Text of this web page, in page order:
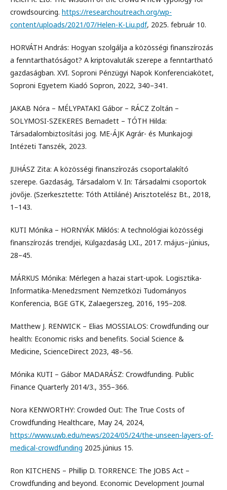
crowdsourcing. https://researchoutreach.org/wp-
content/uploads/2021/07/Helen-K-Liu.pdf, 2025. február 10.
HORVÁTH András: Hogyan szolgálja a közösségi finanszírozás
a fenntarthatóságot? A kriptovaluták szerepe a fenntartható
gazdaságban. XVI. Soproni Pénzügyi Napok Konferenciakötet,
Soproni Egyetem Kiadó Sopron, 2022, 340–341.
JAKAB Nóra – MÉLYPATAKI Gábor – RÁCZ Zoltán –
SOLYMOSI-SZEKERES Bernadett – TÓTH Hilda:
Társadalombiztosítási jog. ME-ÁJK Agrár- és Munkajogi
Intézeti Tanszék, 2023.
JUHÁSZ Zita: A közösségi finanszírozás csoportalakító
szerepe. Gazdaság, Társadalom V. In: Társadalmi csoportok
jövője. (Szerkesztette: Tóth Attiláné) Arisztotelész Bt., 2018,
1–143.
KUTI Mónika – HORNYÁK Miklós: A technológiai közösségi
finanszírozás trendjei, Külgazdaság LXI., 2017. május–június,
28–45.
MÁRKUS Mónika: Mérlegen a hazai start-upok. Logisztika-
Informatika-Menedzsment Nemzetközi Tudományos
Konferencia, BGE GTK, Zalaegerszeg, 2016, 195–208.
Matthew J. RENWICK – Elias MOSSIALOS: Crowdfunding our
health: Economic risks and benefits. Social Science &
Medicine, ScienceDirect 2023, 48–56.
Mónika KUTI – Gábor MADARÁSZ: Crowdfunding. Public
Finance Quarterly 2014/3., 355–366.
Nora KENWORTHY: Crowded Out: The True Costs of
Crowdfunding Healthcare, May 24, 2024,
https://www.uwb.edu/news/2024/05/24/the-unseen-layers-of-
medical-crowdfunding 2025.június 15.
Ron KITCHENS – Phillip D. TORRENCE: The JOBS Act –
Crowdfunding and beyond. Economic Development Journal